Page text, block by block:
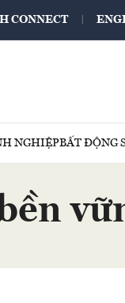
CONNECT
NGHIỆPBẤT ĐỘNG